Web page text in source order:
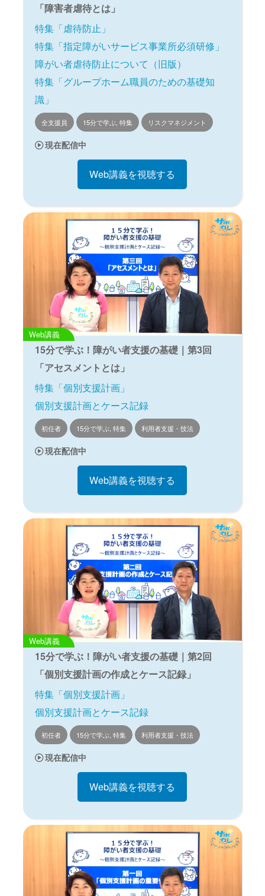
「障害者虐待とは」
特集「虐待防止」
特集「指定障がいサービス事業所必須研修」
障がい者虐待防止について（旧版）
特集「グループホーム職員のための基礎知
識」
全支援員 15分で学ぶ, 特集 リスクマネジメント
現在配信中
Web講義を視聴する
Web講義
15分で学ぶ！障がい者支援の基礎｜第3回
「アセスメントとは」
特集「個別支援計画」
個別支援計画とケース記録
初任者 15分で学ぶ, 特集 利用者支援・技法
現在配信中
Web講義を視聴する
Web講義
15分で学ぶ！障がい者支援の基礎｜第2回
「個別支援計画の作成とケース記録」
特集「個別支援計画」
個別支援計画とケース記録
初任者 15分で学ぶ, 特集 利用者支援・技法
現在配信中
Web講義を視聴する